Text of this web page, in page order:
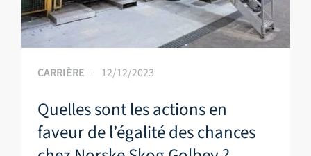
CARRIÈRE 12/12/2023
Quelles sont les actions en
faveur de l’égalité des chances